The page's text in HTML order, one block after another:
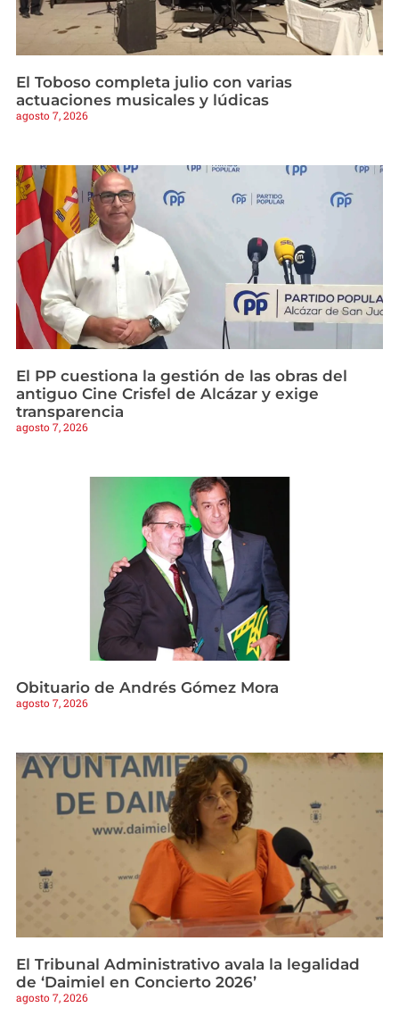
El Toboso completa julio con varias
actuaciones musicales y lúdicas
agosto 7, 2026
El PP cuestiona la gestión de las obras del
antiguo Cine Crisfel de Alcázar y exige
transparencia
agosto 7, 2026
Obituario de Andrés Gómez Mora
agosto 7, 2026
El Tribunal Administrativo avala la legalidad
de ‘Daimiel en Concierto 2026’
agosto 7, 2026